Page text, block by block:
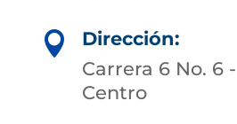

Dirección:
Carrera 6 No. 6
Centro